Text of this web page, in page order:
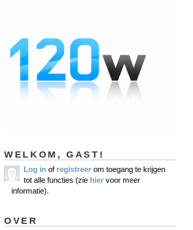
WELKOM, GAST!
Log in of registreer om toegang te krijgen
tot alle functies (zie hier voor meer
informatie).
OVER